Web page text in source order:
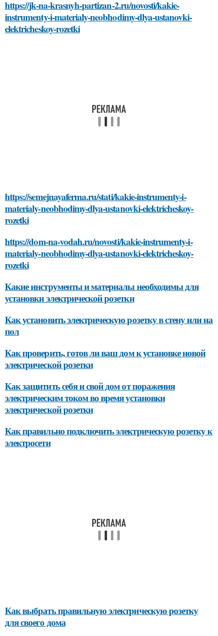
https://jk-na-krasnyh-partizan-2.ru/novosti/kakie-
instrumenty-i-materialy-neobhodimy-dlya-ustanovki-
elektricheskoy-rozetki
https://semejnayaferma.ru/stati/kakie-instrumenty-i-
materialy-neobhodimy-dlya-ustanovki-elektricheskoy-
rozetki
https://dom-na-vodah.ru/novosti/kakie-instrumenty-i-
materialy-neobhodimy-dlya-ustanovki-elektricheskoy-
rozetki
Какие инструменты и материалы необходимы для
установки электрической розетки
Как установить электрическую розетку в стену или на
пол
Как проверить, готов ли ваш дом к установке новой
электрической розетки
Как защитить себя и свой дом от поражения
электрическим током во время установки
электрической розетки
Как правильно подключить электрическую розетку к
электросети
Как выбрать правильную электрическую розетку
для своего дома